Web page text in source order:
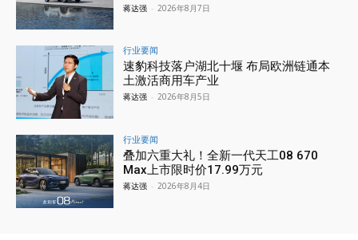
蒋达强 - 2026年8月7日
行业要闻
速豹科技落户湖北十堰 布局欧洲链通本
土激活商用车产业
蒋达强 - 2026年8月5日
行业要闻
叠加六重大礼！全新一代天工08 670
Max上市限时价17.99万元
蒋达强 - 2026年8月4日